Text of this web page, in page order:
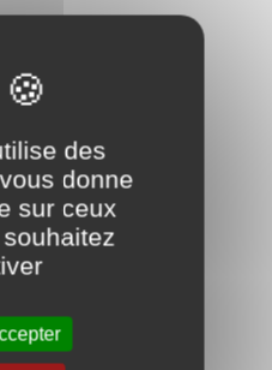
des
donne
sur ceux